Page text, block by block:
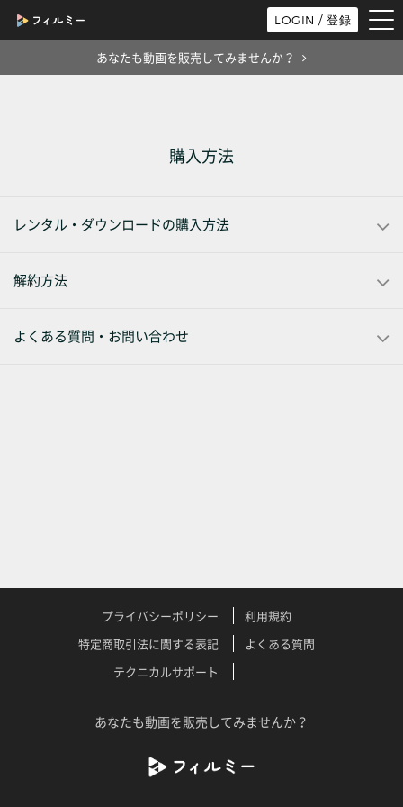
LOGIN / 登録
あなたも動画を販売してみませんか？
購入方法
レンタル・ダウンロードの購入方法
解約方法
よくある質問・お問い合わせ
プライバシーポリシー
利用規約
特定商取引法に関する表記
よくある質問
テクニカルサポート
あなたも動画を販売してみませんか？